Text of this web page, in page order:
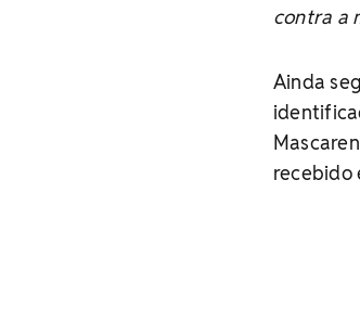
contra a
Ainda
recebido